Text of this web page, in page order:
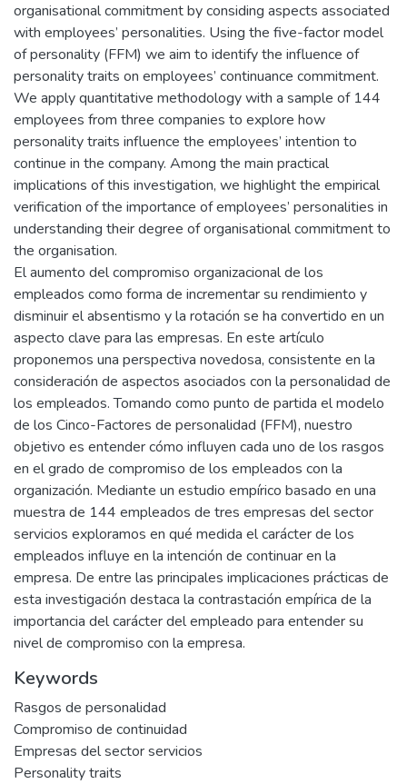
organisational commitment by considing aspects associated
with employees’ personalities. Using the five-factor model
of personality (FFM) we aim to identify the influence of
personality traits on employees’ continuance commitment.
We apply quantitative methodology with a sample of 144
employees from three companies to explore how
personality traits influence the employees’ intention to
continue in the company. Among the main practical
implications of this investigation, we highlight the empirical
verification of the importance of employees’ personalities in
understanding their degree of organisational commitment to
the organisation.
El aumento del compromiso organizacional de los
empleados como forma de incrementar su rendimiento y
disminuir el absentismo y la rotación se ha convertido en un
aspecto clave para las empresas. En este artículo
proponemos una perspectiva novedosa, consistente en la
consideración de aspectos asociados con la personalidad de
los empleados. Tomando como punto de partida el modelo
de los Cinco-Factores de personalidad (FFM), nuestro
objetivo es entender cómo influyen cada uno de los rasgos
en el grado de compromiso de los empleados con la
organización. Mediante un estudio empírico basado en una
muestra de 144 empleados de tres empresas del sector
servicios exploramos en qué medida el carácter de los
empleados influye en la intención de continuar en la
empresa. De entre las principales implicaciones prácticas de
esta investigación destaca la contrastación empírica de la
importancia del carácter del empleado para entender su
nivel de compromiso con la empresa.
Keywords
Rasgos de personalidad
Compromiso de continuidad
Empresas del sector servicios
Personality traits